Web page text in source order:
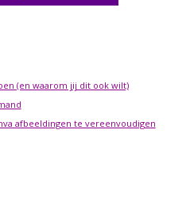
(en waarom jij dit ook wilt)
afbeeldingen te vereenvoudigen